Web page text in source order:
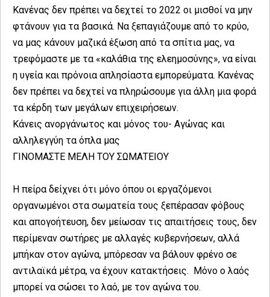
Κανένας δεν πρέπει να δεχτεί το 2022 οι μισθοί να μην
φτάνουν για τα βασικά. Να ξεπαγιάζουμε από το κρύο,
να μας κάνουν μαζικά έξωση από τα σπίτια μας, να
τρεφόμαστε με τα «καλάθια της ελεημοσύνης», να είναι
η υγεία και πρόνοια απλησίαστα εμπορεύματα. Κανένας
δεν πρέπει να δεχτεί να πληρώσουμε για άλλη μια φορά
τα κέρδη των μεγάλων επιχειρήσεων.
Κάνεις ανοργάνωτος και μόνος του- Αγώνας και
αλληλεγγύη τα όπλα μας
ΓΙΝΟΜΑΣΤΕ ΜΕΛΗ ΤΟΥ ΣΩΜΑΤΕΙΟΥ
Η πείρα δείχνει ότι μόνο όπου οι εργαζόμενοι
οργανωμένοι στα σωματεία τους ξεπέρασαν φόβους
και απογοήτευση, δεν μείωσαν τις απαιτήσεις τους, δεν
περίμεναν σωτήρες με αλλαγές κυβερνήσεων, αλλά
μπήκαν στον αγώνα, μπόρεσαν να βάλουν φρένο σε
αντιλαϊκά μέτρα, να έχουν κατακτήσεις. Μόνο ο λαός
μπορεί να σώσει το λαό, με τον αγώνα του.